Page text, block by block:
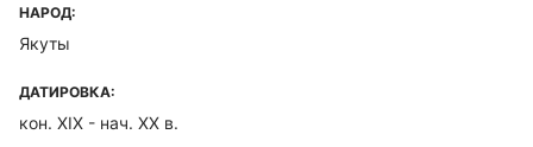
НАРОД:
Якуты
ДАТИРОВКА:
кон. ХIХ - нач. ХХ в.